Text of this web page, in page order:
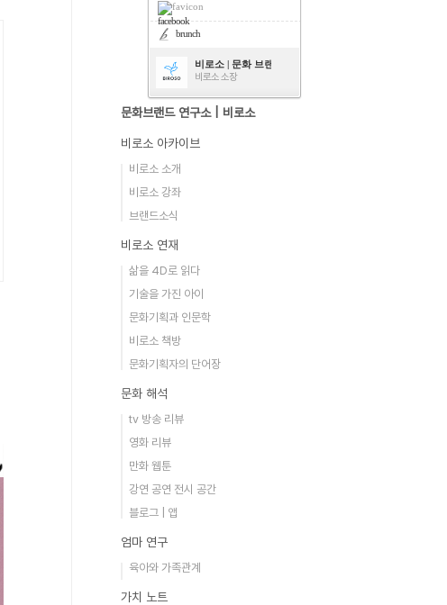
facebook
brunch
비로소 | 문화 브랜드 연구소
비로소 소장
문화브랜드 연구소 | 비로소
비로소 아카이브
비로소 소개
비로소 강좌
브랜드소식
비로소 연재
삶을 4D로 읽다
기술을 가진 아이
문화기획과 인문학
비로소 책방
문화기획자의 단어장
문화 해석
tv 방송 리뷰
영화 리뷰
만화 웹툰
강연 공연 전시 공간
블로그 | 앱
엄마 연구
육아와 가족관계
가치 노트